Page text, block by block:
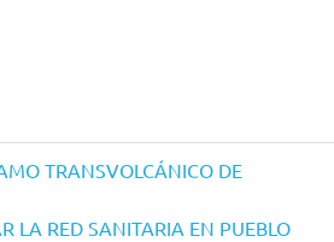
TRANSVOLCÁNICO DE
LA RED SANITARIA EN PUEBLO